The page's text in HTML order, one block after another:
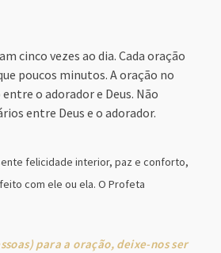
cinco vezes ao dia. Cada oração
poucos minutos. A oração no
o adorador e Deus. Não
entre Deus e o adorador.
felicidade interior, paz e conforto,
com ele ou ela. O Profeta
para a oração, deixe-nos ser